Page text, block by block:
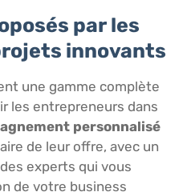
par les
innovants
une gamme complète
les entrepreneurs dans
personnalisé
de leur offre, avec un
experts qui vous
de votre business